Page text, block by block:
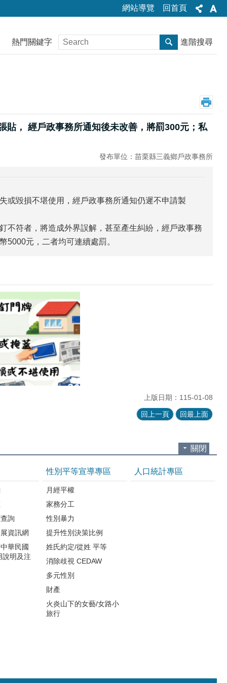
網站導覽 回首頁
熱門關鍵字 進階搜尋
， 經戶政事務所通知後未改善，將罰300元；私
發布單位：苗栗縣三義鄉戶政事務所
或毀損不堪使用，經戶政事務所通知仍遲不申請製
不符者，將造成外界誤解，甚至產生糾紛，經戶政事務
5000元，二者均可連續處罰。
上版日期：115-01-08
回上一頁 回最上面
關閉
詢
資訊網
華民國
說明及注
性別平等宣導專區
月經平權
家務分工
性別暴力
提升性別決策比例
姓氏約定/從姓 平等
消除歧視 CEDAW
多元性別
財產
火炎山下的女藝/女路小
旅行
人口統計專區